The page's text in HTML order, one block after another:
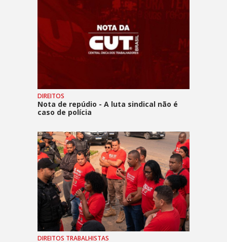
DIREITOS
Nota de repúdio - A luta sindical não é
caso de polícia
DIREITOS TRABALHISTAS